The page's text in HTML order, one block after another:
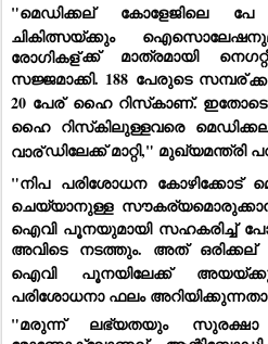
"മെഡിക്കല് കോളേജിലെ പേ
ചികിത്സയ്ക്കും
രോഗികള്ക്ക് മാത്രമായി
സജ്ജമാക്കി. 188 പേരുടെ സമ്പര്
20 പേര് ഹൈ റിസ്‌കാണ്. ഇതോടൊപ്പം റൂട്ട് മാപ്പും തയ്യാറാക്കി.
ഹൈ റിസ്‌കിലുള്ളവരെ
വാര്ഡിലേക്ക് മാറ്റി," മുഖ്യമന്ത്രി
"നിപ പരിശോധന കോഴിക്കോട്
ചെയ്യാനുള്ള
ഐവി പൂനയുമായി സഹകരിച്ച്
അവിടെ നടത്തും. അത് ഒരിക്കല്
ഐവി പൂനയിലേക്ക്
പരിശോധനാ ഫലം
"മരുന്ന് ലഭ്യതയും സുരക്ഷാ